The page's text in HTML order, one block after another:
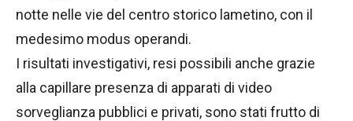
notte nelle vie del centro storico lametino, con il
medesimo modus operandi.
I risultati investigativi, resi possibili anche grazie
alla capillare presenza di apparati di video
sorveglianza pubblici e privati, sono stati frutto di